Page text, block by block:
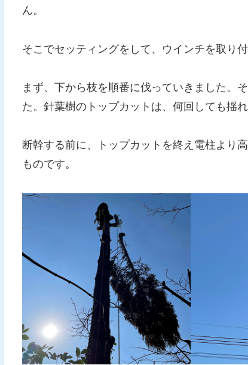
ん。
そこでセッティングをして、ウインチを取り
まず、下から枝を順番に伐っていきました。
た。針葉樹のトップカットは、何回しても揺
断幹する前に、トップカットを終え電柱より
ものです。